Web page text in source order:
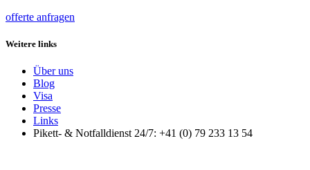
offerte anfragen
Weitere links
Über uns
Blog
Visa
Presse
Links
Pikett- & Notfalldienst 24/7: +41 (0) 79 233 13 54